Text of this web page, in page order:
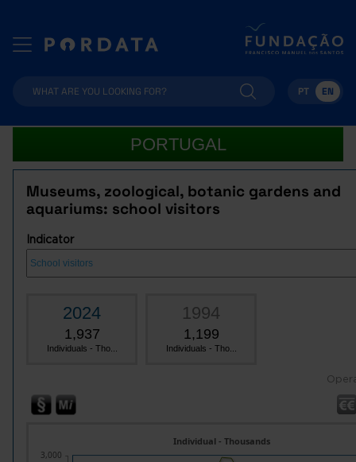
PT EN
PORTUGAL
Museums, zoological, botanic gardens and
aquariums: school visitors
Indicator
2024
1,937
Individuals - Tho...
1994
1,199
Individuals - Tho...
Individual - Thousands
3,000